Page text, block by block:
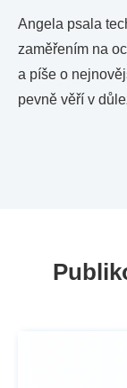
Angela psala
zaměřením na
a píše o
pevně věří v